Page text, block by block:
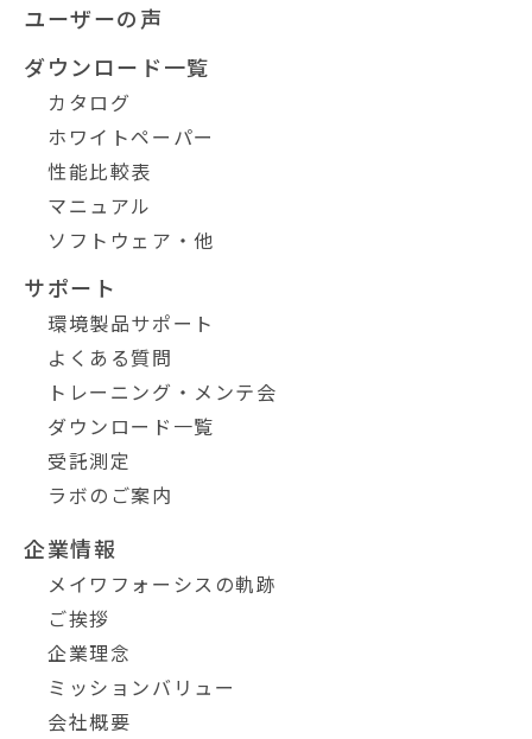
ユーザーの声
ダウンロード一覧
カタログ
ホワイトペーパー
性能比較表
マニュアル
ソフトウェア・他
サポート
環境製品サポート
よくある質問
トレーニング・メンテ会
ダウンロード一覧
受託測定
ラボのご案内
企業情報
メイワフォーシスの軌跡
ご挨拶
企業理念
ミッションバリュー
会社概要